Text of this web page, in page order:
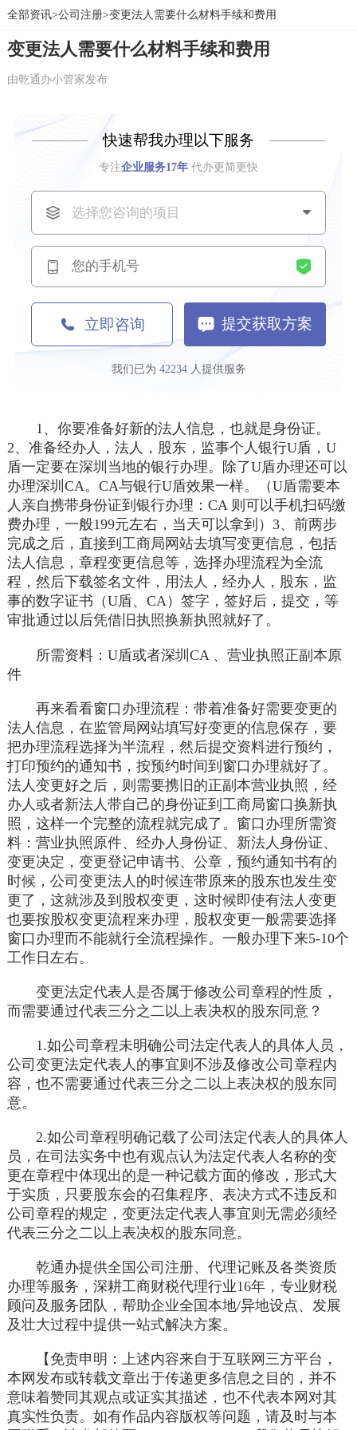
全部资讯>公司注册>变更法人需要什么材料手续和费用
变更法人需要什么材料手续和费用
由乾通办小管家发布
快速帮我办理以下服务
专注企业服务17年 代办更简更快
立即咨询 提交获取方案
我们已为 42234人提供服务
1、你要准备好新的法人信息，也就是身份证。
2、准备经办人，法人，股东，监事个人银行U盾，U
盾一定要在深圳当地的银行办理。除了U盾办理还可以
办理深圳CA。CA与银行U盾效果一样。（U盾需要本
人亲自携带身份证到银行办理：CA 则可以手机扫码缴
费办理，一般199元左右，当天可以拿到）3、前两步
完成之后，直接到工商局网站去填写变更信息，包括
法人信息，章程变更信息等，选择办理流程为全流
程，然后下载签名文件，用法人，经办人，股东，监
事的数字证书（U盾、CA）签字，签好后，提交，等
审批通过以后凭借旧执照换新执照就好了。
所需资料：U盾或者深圳CA 、营业执照正副本原
件
再来看看窗口办理流程：带着准备好需要变更的
法人信息，在监管局网站填写好变更的信息保存，要
把办理流程选择为半流程，然后提交资料进行预约，
打印预约的通知书，按预约时间到窗口办理就好了。
法人变更好之后，则需要携旧的正副本营业执照，经
办人或者新法人带自己的身份证到工商局窗口换新执
照，这样一个完整的流程就完成了。窗口办理所需资
料：营业执照原件、经办人身份证、新法人身份证、
变更决定，变更登记申请书、公章，预约通知书有的
时候，公司变更法人的时候连带原来的股东也发生变
更了，这就涉及到股权变更，这时候即使有法人变更
也要按股权变更流程来办理，股权变更一般需要选择
窗口办理而不能就行全流程操作。一般办理下来5-10个
工作日左右。
变更法定代表人是否属于修改公司章程的性质，
而需要通过代表三分之二以上表决权的股东同意？
1.如公司章程未明确公司法定代表人的具体人员，
公司变更法定代表人的事宜则不涉及修改公司章程内
容，也不需要通过代表三分之二以上表决权的股东同
意。
2.如公司章程明确记载了公司法定代表人的具体人
员，在司法实务中也有观点认为法定代表人名称的变
更在章程中体现出的是一种记载方面的修改，形式大
于实质，只要股东会的召集程序、表决方式不违反和
公司章程的规定，变更法定代表人事宜则无需必须经
代表三分之二以上表决权的股东同意。
乾通办提供全国公司注册、代理记账及各类资质
办理等服务，深耕工商财税代理行业16年，专业财税
顾问及服务团队，帮助企业全国本地/异地设点、发展
及壮大过程中提供一站式解决方案。
【免责申明：上述内容来自于互联网三方平台，
本网发布或转载文章出于传递更多信息之目的，并不
意味着赞同其观点或证实其描述，也不代表本网对其
真实性负责。如有作品内容版权等问题，请及时与本